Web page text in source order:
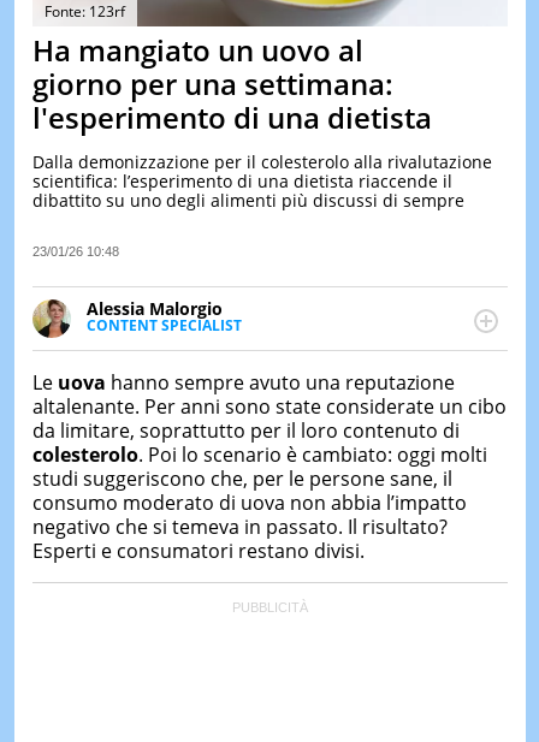
LE
DI
IERI
Fonte: 123rf
Ha mangiato un uovo al
giorno per una settimana:
l'esperimento di una dietista
Dalla demonizzazione per il colesterolo alla rivalutazione
scientifica: l’esperimento di una dietista riaccende il
dibattito su uno degli alimenti più discussi di sempre
23/01/26 10:48
Alessia Malorgio
CONTENT SPECIALIST
Ha conseguito un Master in Marketing Management
occupa della creazione di contenuti in ottica SEO e
dello sviluppo di strategie marketing attraverso
canali digitali.
Le uova hanno sempre avuto una reputazione
altalenante. Per anni sono state considerate un cibo
da limitare, soprattutto per il loro contenuto di
colesterolo. Poi lo scenario è cambiato: oggi molti
studi suggeriscono che, per le persone sane, il
consumo moderato di uova non abbia l’impatto
negativo che si temeva in passato. Il risultato?
Esperti e consumatori restano divisi.